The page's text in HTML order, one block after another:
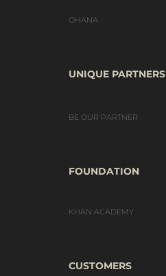
OHANA
UNIQUE PARTNERS
BE OUR PARTNER
FOUNDATION
KHAN ACADEMY
CUSTOMERS